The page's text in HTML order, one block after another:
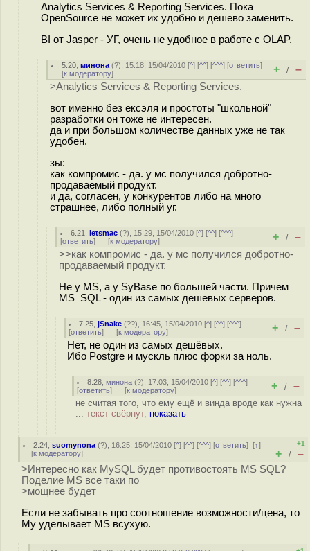
Analytics Services & Reporting Services. Пока
OpenSource не может их удобно и дешево заменить.
BI от Jasper - УГ, очень не удобное в работе с OLAP.
5.20 ,минона (?), 15:18, 15/04/2010 [^] [^^] [^^^] [ответить]
[к модератору] + / –
>Analytics Services & Reporting Services.
вот именно без ексэля и простоты "школьной"
разработки он тоже не интересен.
да и при большом количестве данных уже не так
удобен.
зы:
как компромис - да. у мс получился добротно-
продаваемый продукт.
и да, согласен, у конкурентов либо на много
страшнее, либо полный уг.
6.21 ,letsmac (?), 15:29, 15/04/2010 [^] [^^] [^^^]
[ответить] [к модератору] + / –
>>как компромис - да. у мс получился добротно-
продаваемый продукт.
Не у MS, а у SyBase по большей части. Причем
MS SQL - один из самых дешевых серверов.
7.25 ,jSnake (??), 16:45, 15/04/2010 [^] [^^] [^^^]
[ответить] [к модератору] + / –
Нет, не один из самых дешёвых.
Ибо Postgre и мускль плюс форки за ноль.
8.28 ,минона (?), 17:03, 15/04/2010 [^] [^^] [^^^]
[ответить] [к модератору] + / –
не считая того, что ему ещё и винда вроде как нужна
... текст свёрнут, показать
2.24 ,suomynona (?), 16:25, 15/04/2010 [^] [^^] [^^^] [ответить][↑]
[к модератору]
+1
+ / –
>Интересно как MySQL будет противостоять MS SQL?
Поделие MS все таки по
>мощнее будет
Если не забывать про соотношение возможности/цена, то
My уделывает MS всухую.